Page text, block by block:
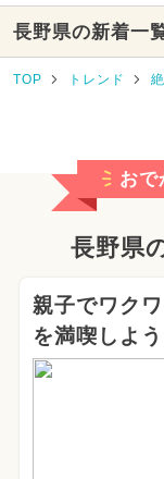
長野県の新着一
TOP トレンド
おで
長野県
親子でワク
を満喫しよう